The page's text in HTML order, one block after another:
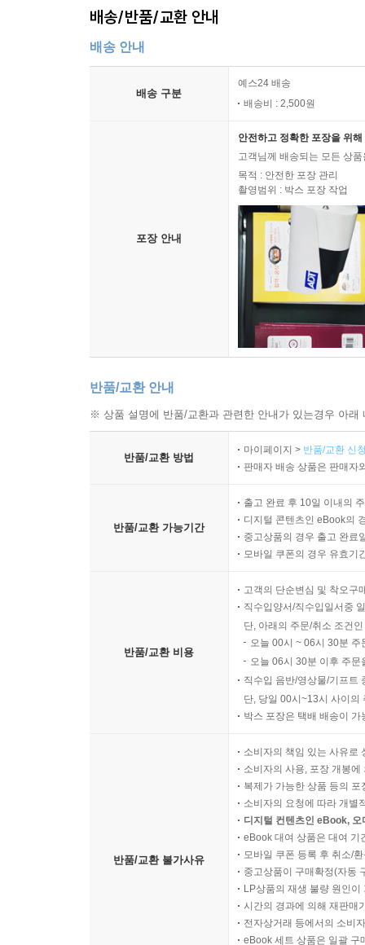
배송/반품/교환 안내
배송 안내
배송 구분
예스24 배송
배송비 : 2,500원
포장 안내
안전하고 정확한 포장을 위
고객님께 배송되는 모든 상
목적 : 안전한 포장 관리
촬영범위 : 박스 포장 작업
반품/교환 안내
※ 상품 설명에 반품/교환과 관련한 안내가 있는경우 아
반품/교환 방법
마이페이지 > 반품/교환 신
판매자 배송 상품은 판매자
반품/교환 가능기간
출고 완료 후 10일 이내의
디지털 콘텐츠인 eBook의
중고상품의 경우 출고 완료
모바일 쿠폰의 경우 유효기
반품/교환 비용
고객의 단순변심 및 착오구
직수입양서/직수입일서중
단, 아래의 주문/취소 조건
오늘 00시 ~ 06시 30분
오늘 06시 30분 이후 주
직수입 음반/영상물/기프트
단, 당일 00시~13시 사이의
박스 포장은 택배 배송이
반품/교환 불가사유
소비자의 책임 있는 사유로
소비자의 사용, 포장 개봉
복제가 가능한 상품 등의
소비자의 요청에 따라 개별
디지털 컨텐츠인 eBook,
eBook 대여 상품은 대여 기
모바일 쿠폰 등록 후 취소/
중고상품이 구매확정(자동
LP상품의 재생 불량 원인
시간의 경과에 의해 재판매
전자상거래 등에서의 소비
eBook 세트 상품은 일괄 구